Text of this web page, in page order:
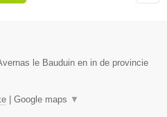
le Bauduin en in de provincie
Google maps ▼